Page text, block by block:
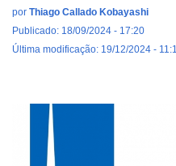
por Thiago Callado Kobayashi
Publicado: 18/09/2024 - 17:20
Última modificação: 19/12/2024 -